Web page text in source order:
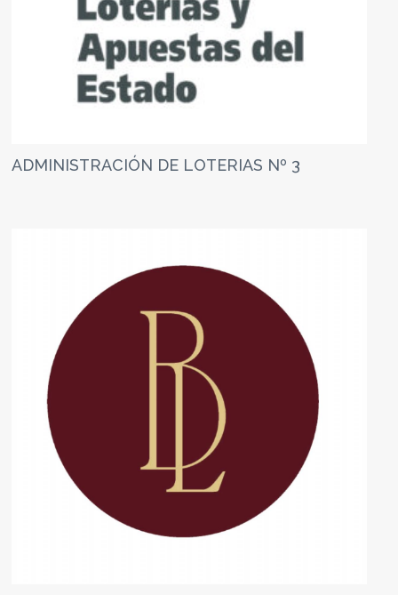
ADMINISTRACIÓN DE LOTERIAS Nº 3